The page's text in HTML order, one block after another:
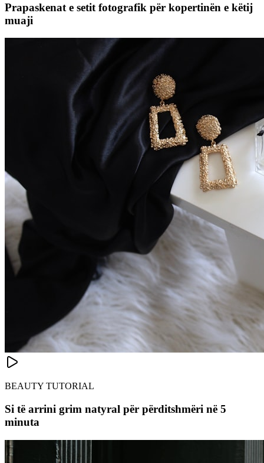
Prapaskenat e setit fotografik për kopertinën e këtij
muaji
BEAUTY TUTORIAL
Si të arrini grim natyral për përditshmëri në 5
minuta